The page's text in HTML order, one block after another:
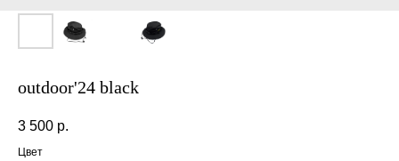
outdoor'24 black
3 500 р.
Цвет